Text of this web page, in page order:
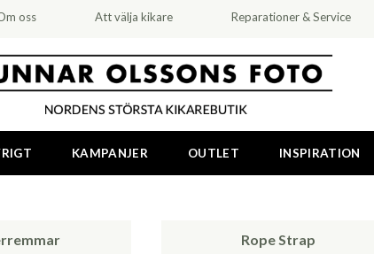
oss Att välja kikare Reparationer & Service
KAMPANJER OUTLET INSPIRATION
Rope Strap